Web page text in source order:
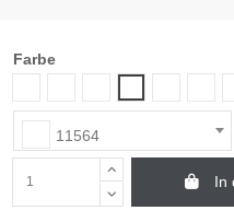
Farbe
11564
In
Newsletter